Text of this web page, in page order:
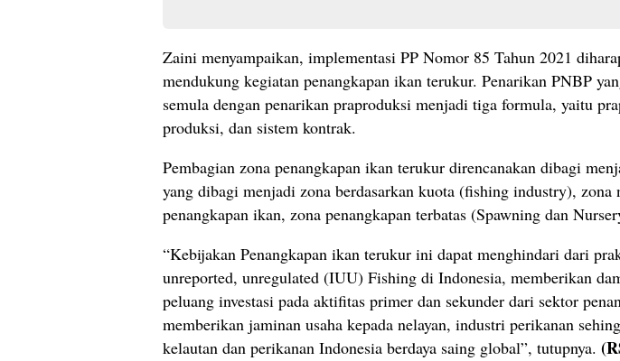
Zaini menyampaikan, implementasi PP Nomor 85 Tahun 2021
mendukung kegiatan penangkapan ikan terukur. Penarikan PNBP
semula dengan penarikan praproduksi menjadi tiga formula, yaitu
produksi, dan sistem kontrak.
Pembagian zona penangkapan ikan terukur direncanakan dibagi
yang dibagi menjadi zona berdasarkan kuota (fishing industry), zona
penangkapan ikan, zona penangkapan terbatas (Spawning dan
“Kebijakan Penangkapan ikan terukur ini dapat menghindari dari
unreported, unregulated (IUU) Fishing di Indonesia, memberikan
peluang investasi pada aktifitas primer dan sekunder dari sektor
memberikan jaminan usaha kepada nelayan, industri perikanan
kelautan dan perikanan Indonesia berdaya saing global”, tutupnya.